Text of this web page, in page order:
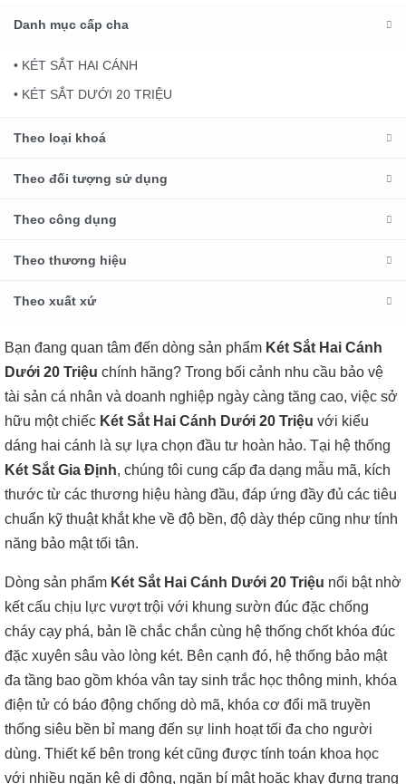
Danh mục cấp cha
• KÉT SẮT HAI CÁNH
• KÉT SẮT DƯỚI 20 TRIỆU
Theo loại khoá
Theo đối tượng sử dụng
Theo công dụng
Theo thương hiệu
Theo xuất xứ
Bạn đang quan tâm đến dòng sản phẩm Két Sắt Hai Cánh
Dưới 20 Triệu chính hãng? Trong bối cảnh nhu cầu bảo vệ
tài sản cá nhân và doanh nghiệp ngày càng tăng cao, việc sở
hữu một chiếc Két Sắt Hai Cánh Dưới 20 Triệu với kiểu
dáng hai cánh là sự lựa chọn đầu tư hoàn hảo. Tại hệ thống
Két Sắt Gia Định, chúng tôi cung cấp đa dạng mẫu mã, kích
thước từ các thương hiệu hàng đầu, đáp ứng đầy đủ các tiêu
chuẩn kỹ thuật khắt khe về độ bền, độ dày thép cũng như tính
năng bảo mật tối tân.
Dòng sản phẩm Két Sắt Hai Cánh Dưới 20 Triệu nổi bật nhờ
kết cấu chịu lực vượt trội với khung sườn đúc đặc chống
cháy cạy phá, bản lề chắc chắn cùng hệ thống chốt khóa đúc
đặc xuyên sâu vào lòng két. Bên cạnh đó, hệ thống bảo mật
đa tầng bao gồm khóa vân tay sinh trắc học thông minh, khóa
điện tử có báo động chống dò mã, khóa cơ đổi mã truyền
thống siêu bền bỉ mang đến sự linh hoạt tối đa cho người
dùng. Thiết kế bên trong két cũng được tính toán khoa học
với nhiều ngăn kệ di động, ngăn bí mật hoặc khay đựng trang